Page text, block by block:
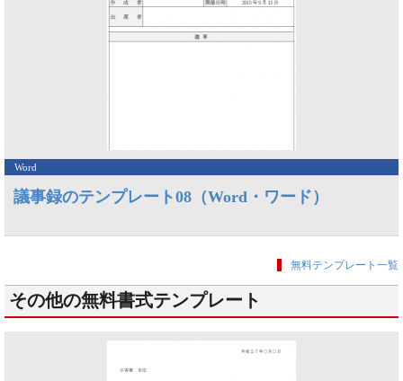
Word
議事録のテンプレート08（Word・ワード）
無料テンプレート一覧
その他の無料書式テンプレート